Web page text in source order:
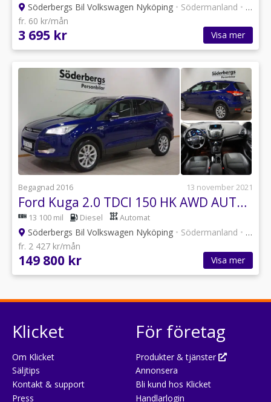
Söderbergs Bil Volkswagen Nyköping • Södermanland •
fr. 60 kr/mån
3 695 kr Visa mer
Begagnad 2016 13 november 2021
Ford Kuga 2.0 TDCI 150 HK AWD AUTOMAT
13 100 mil Diesel Automat
Söderbergs Bil Volkswagen Nyköping • Södermanland •
fr. 2 427 kr/mån
149 800 kr Visa mer
Klicket
Om Klicket
Säljtips
Kontakt & support
Press
För företag
Produkter & tjänster
Annonsera
Bli kund hos Klicket
Handlarlogin